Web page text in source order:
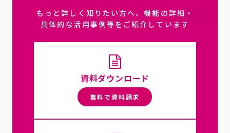
もっと詳しく知りたい方へ、機能の詳細・
具体的な活用事例等をご紹介しています
資料ダウンロード
無料で資料請求